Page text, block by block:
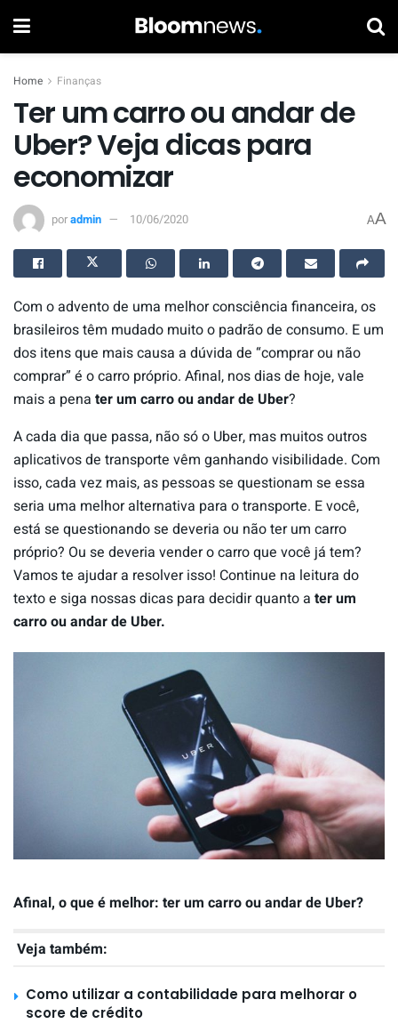
Home Finanças
Ter um carro ou andar de
Uber? Veja dicas para
economizar
poradmin 10/06/2020 AA
Com o advento de uma melhor consciência financeira, os
brasileiros têm mudado muito o padrão de consumo. E um
dos itens que mais causa a dúvida de “comprar ou não
comprar” é o carro próprio. Afinal, nos dias de hoje, vale
mais a pena ter um carro ou andar de Uber?
A cada dia que passa, não só o Uber, mas muitos outros
aplicativos de transporte vêm ganhando visibilidade. Com
isso, cada vez mais, as pessoas se questionam se essa
seria uma melhor alternativa para o transporte. E você,
está se questionando se deveria ou não ter um carro
próprio? Ou se deveria vender o carro que você já tem?
Vamos te ajudar a resolver isso! Continue na leitura do
texto e siga nossas dicas para decidir quanto a ter um
carro ou andar de Uber.
Afinal, o que é melhor: ter um carro ou andar de Uber?
Veja também:
Como utilizar a contabilidade para melhorar o
score de crédito